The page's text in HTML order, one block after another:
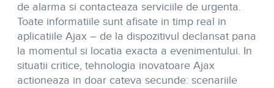
de alarma si contacteaza serviciile de urgenta.
Toate informatiile sunt afisate in timp real in
aplicatiile Ajax – de la dispozitivul declansat pana
la momentul si locatia exacta a evenimentului. In
situatii critice, tehnologia inovatoare Ajax
actioneaza in doar cateva secunde: scenariile